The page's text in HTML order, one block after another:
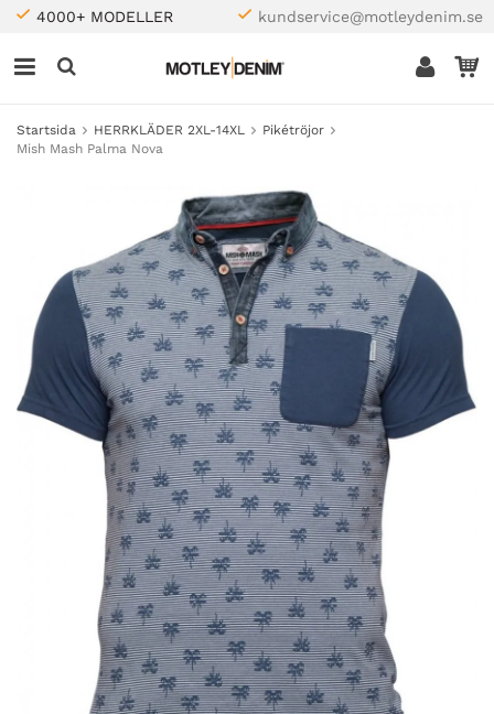
4000+ MODELLER kundservice@motleydenim.se
Startsida HERRKLÄDER 2XL-14XL
Pikétröjor
Mish Mash Palma Nova